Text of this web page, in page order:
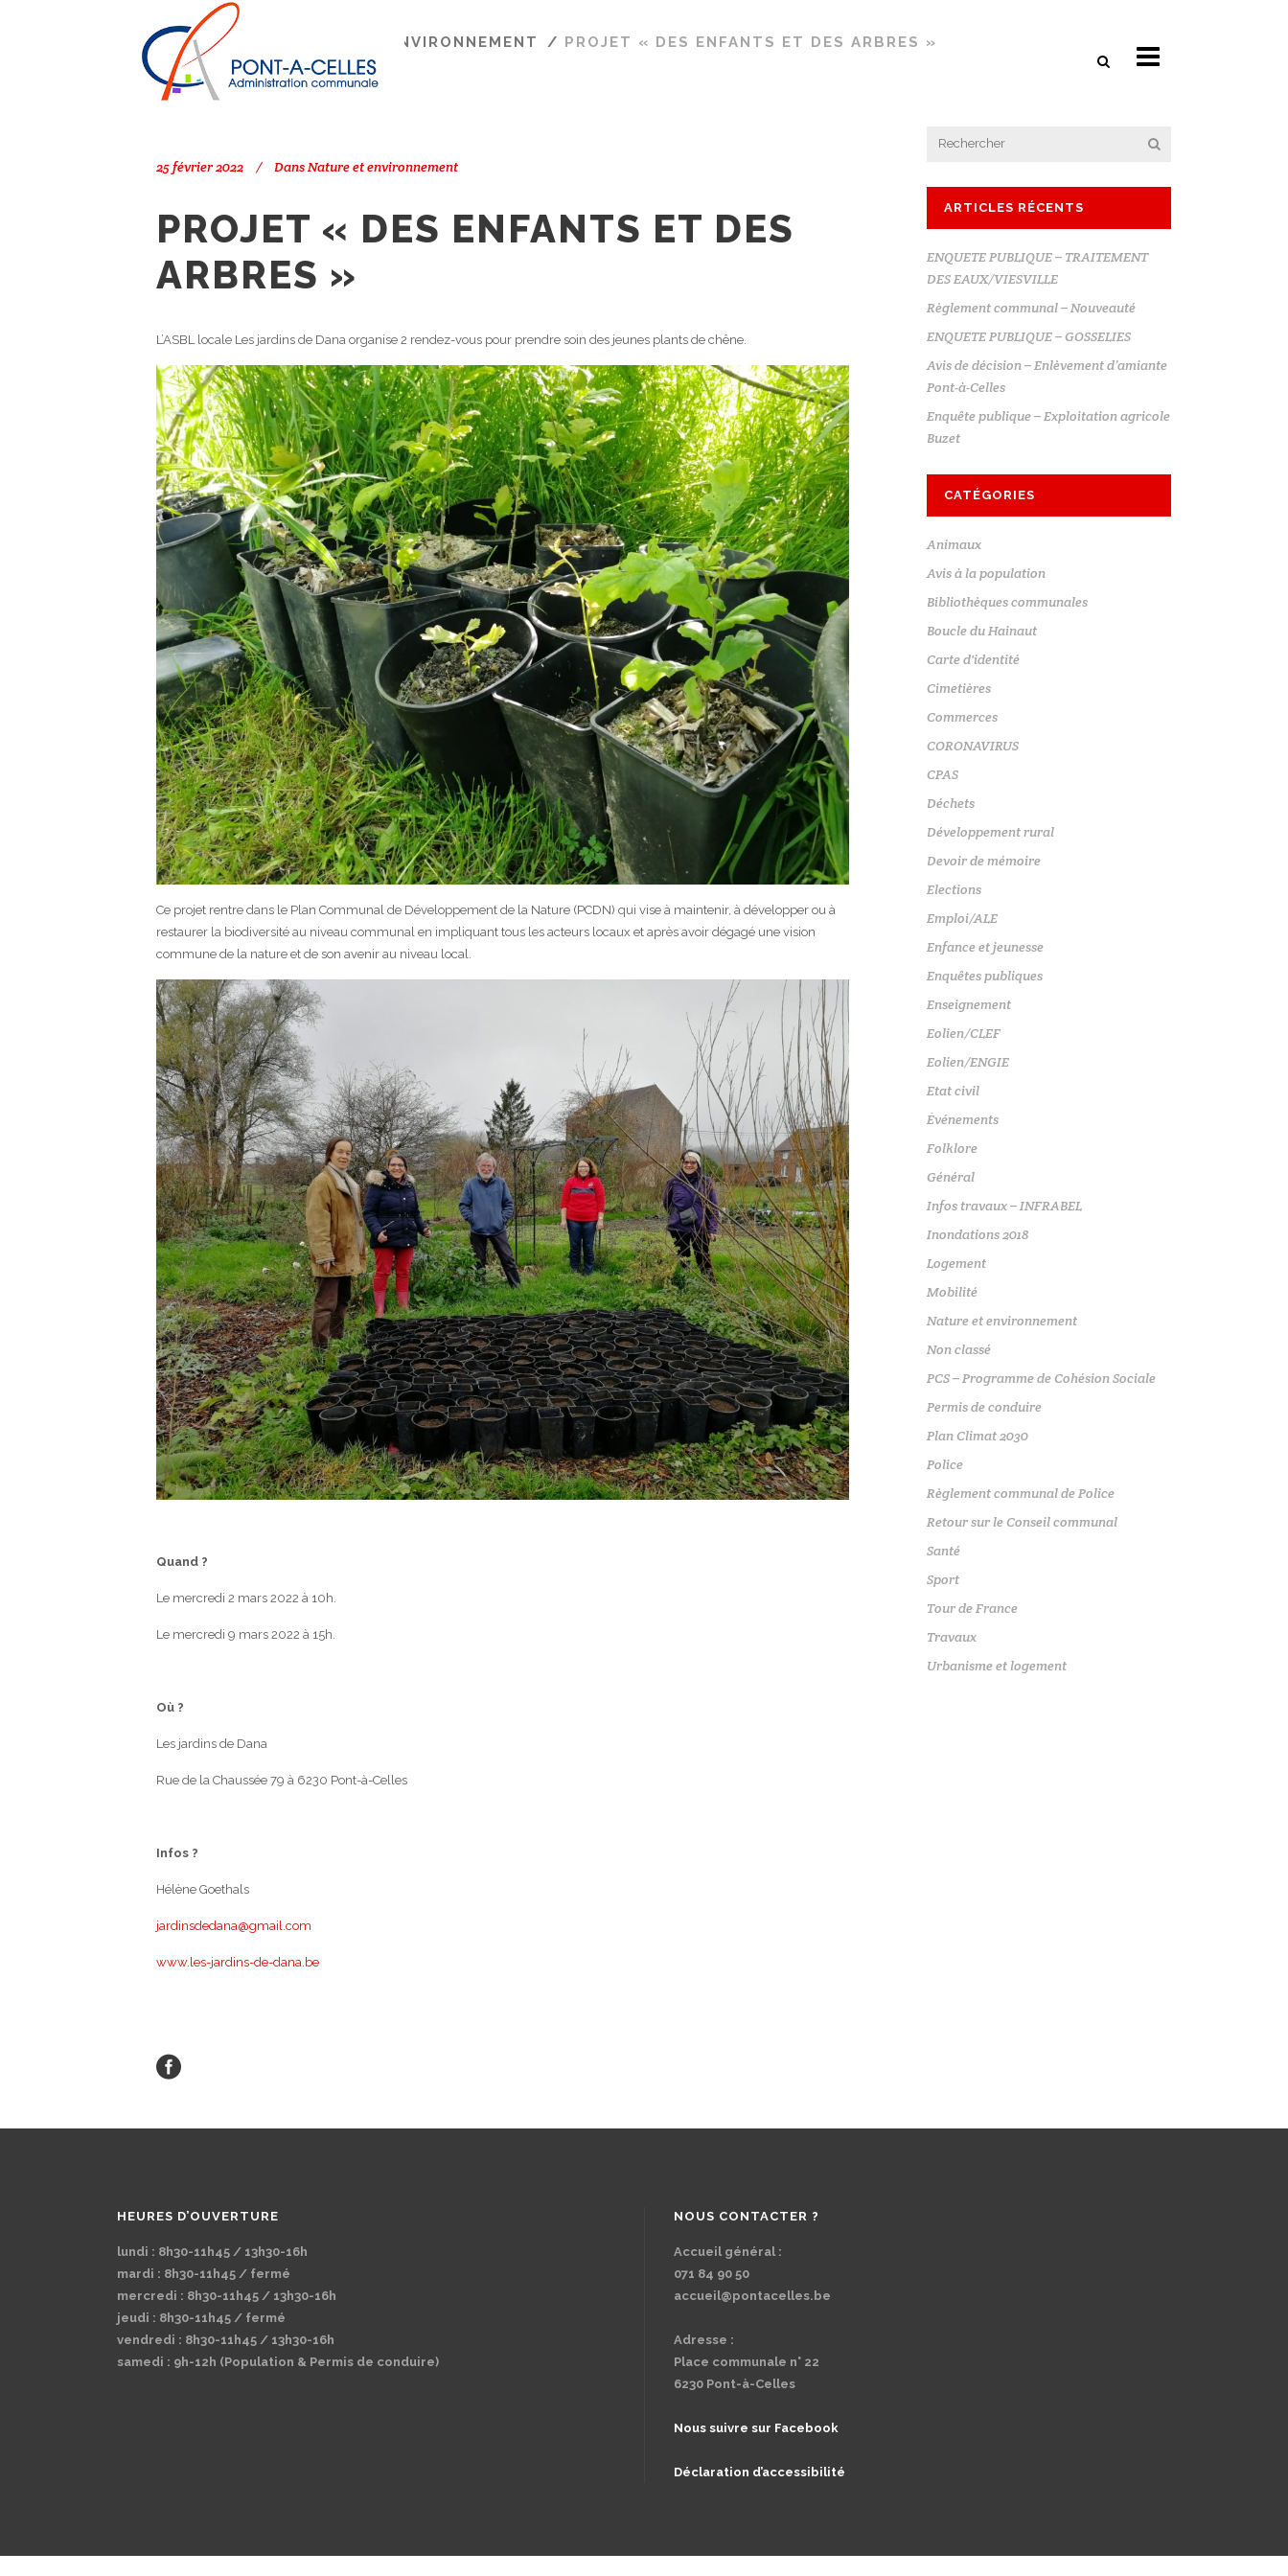
PONT-À-CELLES NATURE ET ENVIRONNEMENT / PROJET « DES ENFANTS ET DES ARBRES »
25 février 2022 DansNature et environnement
PROJET « DES ENFANTS ET DES
ARBRES »
L’ASBL locale Les jardins de Dana organise 2 rendez-vous pour prendre soin des jeunes plants de chêne.
Ce projet rentre dans le Plan Communal de Développement de la Nature (PCDN) qui vise à maintenir, à développer ou à
restaurer la biodiversité au niveau communal en impliquant tous les acteurs locaux et après avoir dégagé une vision
commune de la nature et de son avenir au niveau local.
Quand ?
Le mercredi 2 mars 2022 à 10h.
Le mercredi 9 mars 2022 à 15h.
Où ?
Les jardins de Dana
Rue de la Chaussée 79 à 6230 Pont-à-Celles
Infos ?
Hélène Goethals
jardinsdedana@gmail.com
www.les-jardins-de-dana.be
ARTICLES RÉCENTS
ENQUETE PUBLIQUE – TRAITEMENT
DES EAUX/VIESVILLE
Règlement communal – Nouveauté
ENQUETE PUBLIQUE – GOSSELIES
Avis de décision – Enlèvement d’amiante
Pont-à-Celles
Enquête publique – Exploitation agricole
Buzet
CATÉGORIES
Animaux
Avis à la population
Bibliothèques communales
Boucle du Hainaut
Carte d'identité
Cimetières
Commerces
CORONAVIRUS
CPAS
Déchets
Développement rural
Devoir de mémoire
Elections
Emploi/ALE
Enfance et jeunesse
Enquêtes publiques
Enseignement
Eolien/CLEF
Eolien/ENGIE
Etat civil
Événements
Folklore
Général
Infos travaux – INFRABEL
Inondations 2018
Logement
Mobilité
Nature et environnement
Non classé
PCS – Programme de Cohésion Sociale
Permis de conduire
Plan Climat 2030
Police
Règlement communal de Police
Retour sur le Conseil communal
Santé
Sport
Tour de France
Travaux
Urbanisme et logement
HEURES D’OUVERTURE
lundi : 8h30-11h45 / 13h30-16h
mardi : 8h30-11h45 / fermé
mercredi : 8h30-11h45 / 13h30-16h
jeudi : 8h30-11h45 / fermé
vendredi : 8h30-11h45 / 13h30-16h
samedi : 9h-12h (Population & Permis de conduire)
NOUS CONTACTER ?
Accueil général :
071 84 90 50
accueil@pontacelles.be
Adresse :
Place communale n° 22
6230 Pont-à-Celles
Nous suivre sur Facebook
Déclaration d’accessibilité